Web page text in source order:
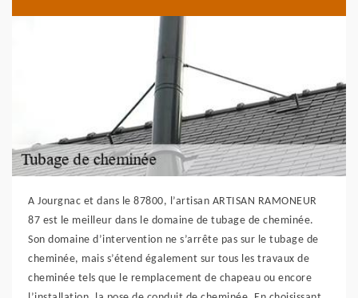
A Jourgnac et dans le 87800, l’artisan ARTISAN RAMONEUR
87 est le meilleur dans le domaine de tubage de cheminée.
Son domaine d’intervention ne s’arrête pas sur le tubage de
cheminée, mais s’étend également sur tous les travaux de
cheminée tels que le remplacement de chapeau ou encore